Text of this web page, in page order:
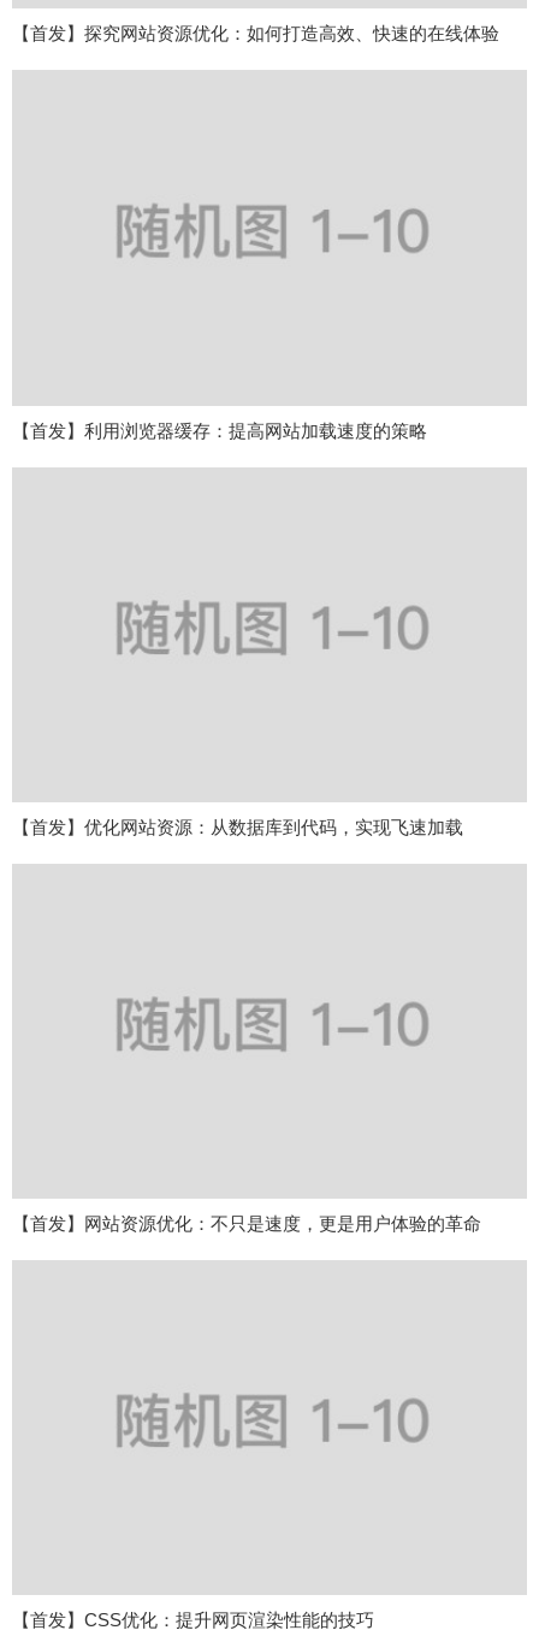
【首发】探究网站资源优化：如何打造高效、快速的在线体验
【首发】利用浏览器缓存：提高网站加载速度的策略
【首发】优化网站资源：从数据库到代码，实现飞速加载
【首发】网站资源优化：不只是速度，更是用户体验的革命
【首发】CSS优化：提升网页渲染性能的技巧